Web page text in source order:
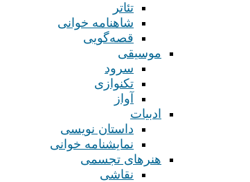
تئاتر
شاهنامه خوانی
قصه‌گویی
موسیقی
سرود
تکنوازی
آواز
ادبیات
داستان نویسی
نمایشنامه خوانی
هنرهای تجسمی
نقاشی